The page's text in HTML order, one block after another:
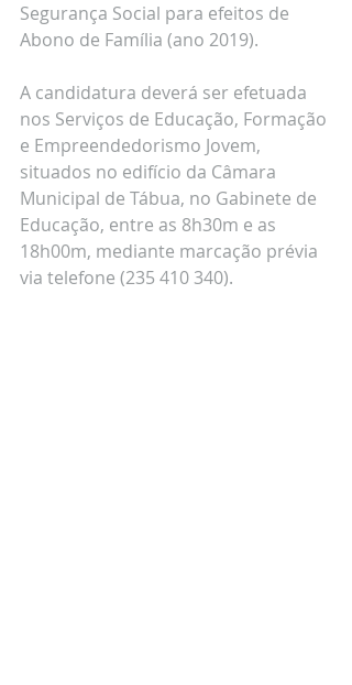
Segurança Social para efeitos de
Abono de Família (ano 2019).
A candidatura deverá ser efetuada
nos Serviços de Educação, Formação
e Empreendedorismo Jovem,
situados no edifício da Câmara
Municipal de Tábua, no Gabinete de
Educação, entre as 8h30m e as
18h00m, mediante marcação prévia
via telefone (235 410 340).